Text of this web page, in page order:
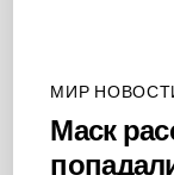
МИР
Маск